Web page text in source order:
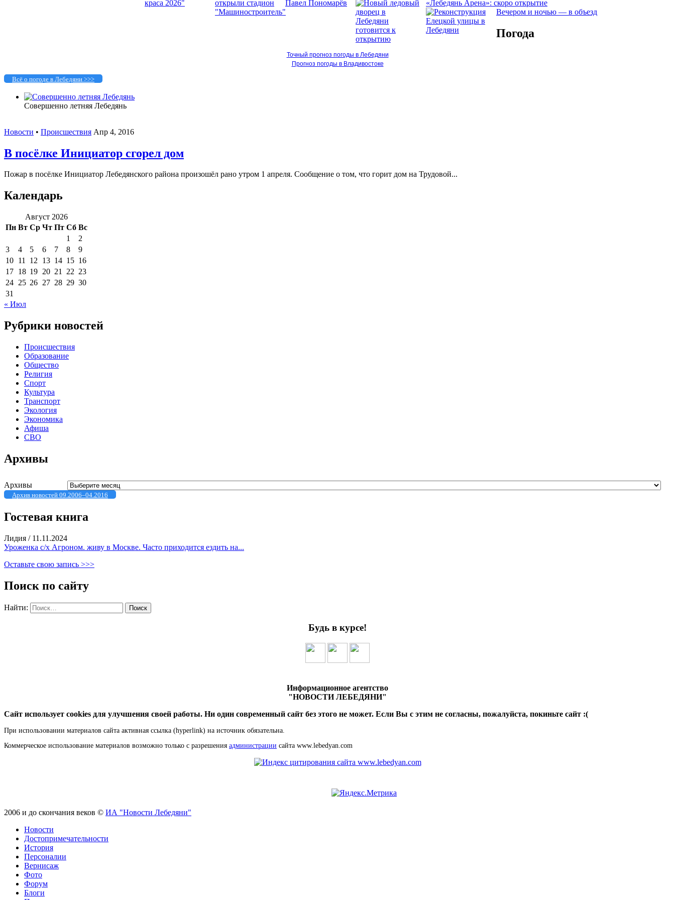
«Лебедянь Арена»: скоро открытие
Вечером и ночью — в объезд
Погода
Точный прогноз погоды в Лебедяни
Прогноз погоды в Владивостоке
Всё о погоде в Лебедяни >>>
Совершенно летняя Лебедянь
Новости • Происшествия Апр 4, 2016
В посёлке Инициатор сгорел дом
Пожар в посёлке Инициатор Лебедянского района произошёл рано утром 1 апреля. Сообщение о том, что горит дом на Трудовой...
Календарь
Август 2026
Пн Вт Ср Чт Пт Сб Вс
1
2
3
4 5 6 7 8
9
10 11 12 13 14 15 16
17 18 19 20 21 22 23
24 25 26 27 28 29 30
31
« Июл
Рубрики новостей
Происшествия
Образование
Общество
Религия
Спорт
Культура
Транспорт
Экология
Экономика
Афиша
СВО
Архивы
Архивы
Архив новостей 09.2006–04.2016
Гостевая книга
Лидия / 11.11.2024
Уроженка с/х Агроном. живу в Москве. Часто приходится ездить на...
Оставьте свою запись >>>
Поиск по сайту
Найти:
Будь в курсе!
Информационное агентство
"НОВОСТИ ЛЕБЕДЯНИ"
Сайт использует cookies для улучшения своей работы. Ни один современный сайт без этого не может. Если Вы с этим не согласны, пожалуйста, покиньте сайт :(
При использовании материалов сайта активная ссылка (hyperlink) на источник обязательна.
Коммерческое использование материалов возможно только с разрешения администрации сайта www.lebedyan.com
2006 и до скончания веков © ИА "Новости Лебедяни"
Новости
Достопримечательности
История
Персоналии
Вернисаж
Фото
Форум
Блоги